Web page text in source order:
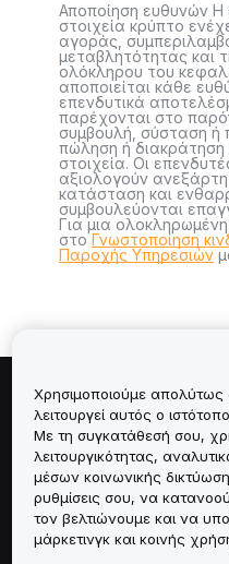
Αποποίηση ευθυνών Η
στοιχεία κρύπτο
αγοράς,
μεταβλητότητας και
ολόκληρου του
αποποιείται κάθε
επενδυτικά
παρέχονται στο
συμβουλή, σύσταση ή
πώληση ή διακράτηση
στοιχεία. Οι
αξιολογούν
κατάσταση και
συμβουλεύονται
Για μια
στοΓνωστοποίηση
Παροχής Υπηρεσιών
Πληροφορίες για
Υπηρεσίες
Υποστήριξη
Χρησιμοποιούμε
λειτουργεί αυτός ο
Με τη συγκατάθεσή σου,
λειτουργικότητας,
μέσων κοινωνικής
ρυθμίσεις σου, να
τον βελτιώνουμε και να
μάρκετινγκ και κοινής